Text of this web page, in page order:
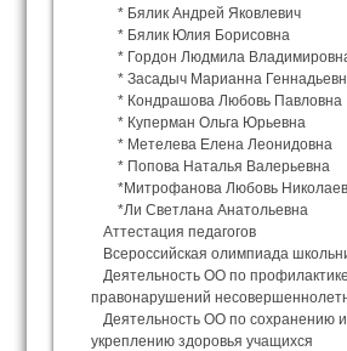
* Бялик Андрей Яковлевич
* Бялик Юлия Борисовна
* Гордон Людмила
* Засадыч Марианна
* Кондрашова Любовь Павловна
* Куперман Ольга Юрьевна
* Метелева Елена Леонидовна
* Попова Наталья Валерьевна
*Митрофанова Любовь
*Ли Светлана Анатольевна
Аттестация педагогов
Всероссийская олимпиада
Деятельность ОО по профилактике
правонарушений
Деятельность ОО по сохранению и
укреплению здоровья учащихся